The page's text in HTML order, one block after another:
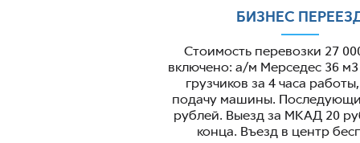
БИЗНЕС
Стоимость перевозки 27
включено: а/м Мерседес 36 м3
грузчиков за 4 часа
подачу машины.
рублей. Выезд за МКАД 20
конца. Въезд в центр